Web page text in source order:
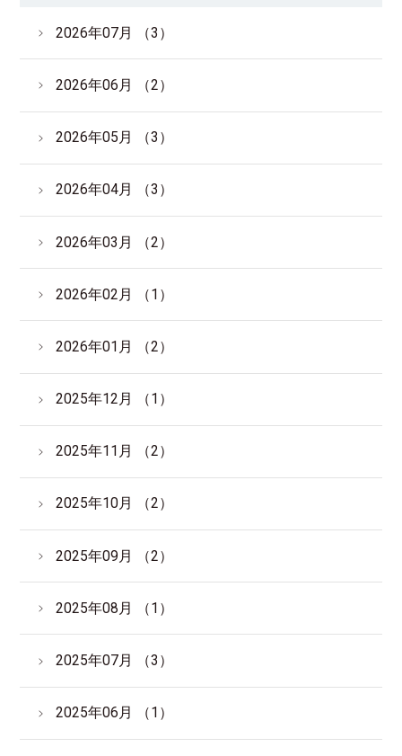
2026年07月 （3）
2026年06月 （2）
2026年05月 （3）
2026年04月 （3）
2026年03月 （2）
2026年02月 （1）
2026年01月 （2）
2025年12月 （1）
2025年11月 （2）
2025年10月 （2）
2025年09月 （2）
2025年08月 （1）
2025年07月 （3）
2025年06月 （1）